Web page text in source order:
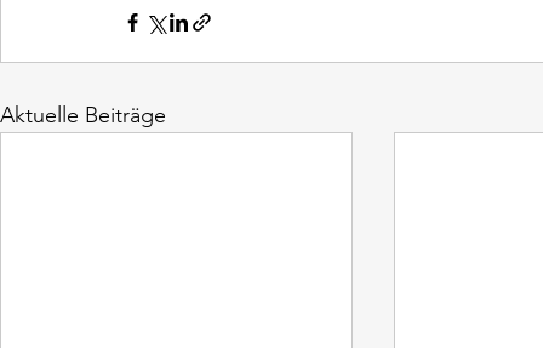
Aktuelle Beiträge